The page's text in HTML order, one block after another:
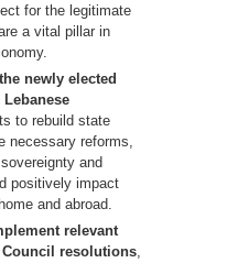
for the legitimate
a vital pillar in
newly elected
to rebuild state
necessary reforms,
and
positively impact
and abroad.
relevant
resolutions,